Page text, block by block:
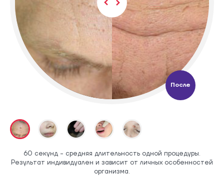
После
60 секунд - средняя длительность одной процедуры.
Результат индивидуален и зависит от личных особенностей
организма.